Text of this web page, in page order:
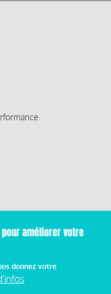
parCafffeine
améliorer votre
donnez votre